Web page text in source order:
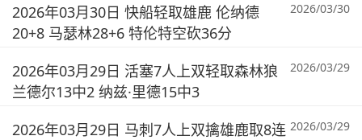
2026年03月30日 快船轻取雄鹿 伦纳德
20+8 马瑟林28+6 特伦特空砍36分
2026/03/30
2026年03月29日 活塞7人上双轻取森林狼
兰德尔13中2 纳兹·里德15中3
2026/03/29
2026年03月29日 马刺7人上双擒雄鹿取8连 2026/03/29